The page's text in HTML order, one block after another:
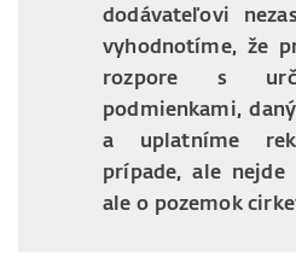
dodávateľovi
vyhodnotíme, že
rozpore s
podmienkami,
a uplatníme
prípade, ale nejde
ale o pozemok